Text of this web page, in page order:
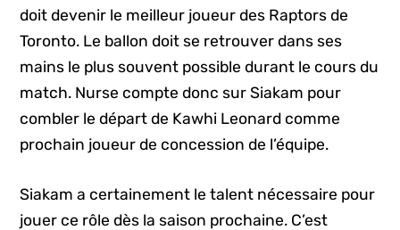
doit devenir le meilleur joueur des Raptors de
Toronto. Le ballon doit se retrouver dans ses
mains le plus souvent possible durant le cours du
match. Nurse compte donc sur Siakam pour
combler le départ de Kawhi Leonard comme
prochain joueur de concession de l’équipe.
Siakam a certainement le talent nécessaire pour
jouer ce rôle dès la saison prochaine. C’est